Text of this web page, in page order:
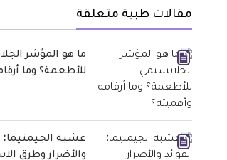
مقالات طبية متعلقة
ما هو المؤشر
للأطعمة؟ وما
عشبة الجيمنيما:
والأضرار وطرق